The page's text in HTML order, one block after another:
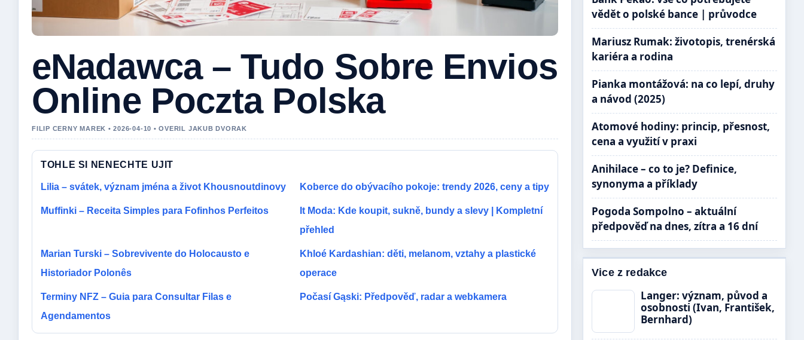
eNadawca – Tudo Sobre Envios
Online Poczta Polska
FILIP CERNY MAREK • 2026-04-10 • OVERIL JAKUB DVORAK
TOHLE SI NENECHTE UJIT
Lilia – svátek, význam jména a život Khousnoutdinovy Koberce do obývacího pokoje: trendy 2026, ceny a tipy
Muffinki – Receita Simples para Fofinhos Perfeitos
It Moda: Kde koupit, sukně, bundy a slevy | Kompletní
přehled
Marian Turski – Sobrevivente do Holocausto e
Historiador Polonês
Khloé Kardashian: děti, melanom, vztahy a plastické
operace
Terminy NFZ – Guia para Consultar Filas e
Agendamentos
Počasí Gąski: Předpověď, radar a webkamera
vědět o polské bance | průvodce
Mariusz Rumak: životopis, trenérská
kariéra a rodina
Pianka montážová: na co lepí, druhy
a návod (2025)
Atomové hodiny: princip, přesnost,
cena a využití v praxi
Anihilace – co to je? Definice,
synonyma a příklady
Pogoda Sompolno – aktuální
předpověď na dnes, zítra a 16 dní
Vice z redakce
Langer: význam, původ a
osobnosti (Ivan, František,
Bernhard)